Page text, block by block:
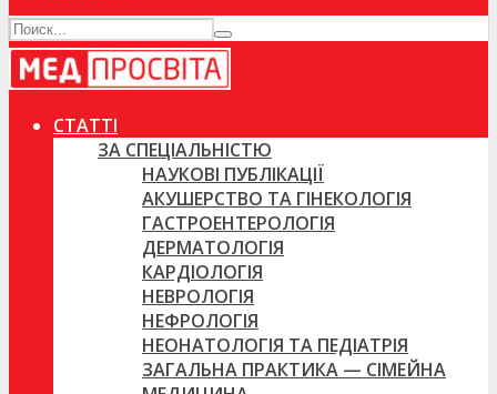
СТАТТІ
ЗА СПЕЦІАЛЬНІСТЮ
НАУКОВІ ПУБЛІКАЦІЇ
АКУШЕРСТВО ТА ГІНЕКОЛОГІЯ
ГАСТРОЕНТЕРОЛОГІЯ
ДЕРМАТОЛОГІЯ
КАРДІОЛОГІЯ
НЕВРОЛОГІЯ
НЕФРОЛОГІЯ
НЕОНАТОЛОГІЯ ТА ПЕДІАТРІЯ
ЗАГАЛЬНА ПРАКТИКА — СІМЕЙНА